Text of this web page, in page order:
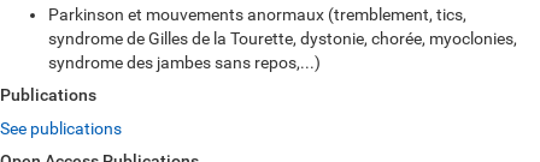
Parkinson et mouvements anormaux (tremblement, tics,
syndrome de Gilles de la Tourette, dystonie, chorée, myoclonies,
syndrome des jambes sans repos,...)
Publications
See publications